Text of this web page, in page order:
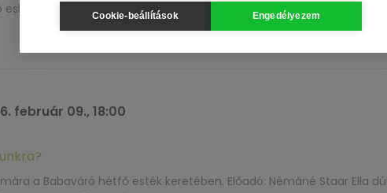
esküvői szokásokról. Bővebb információ: zsido.com/hazassagkotes-
február 09., 18:00
a Babaváró hétfő esték keretében. Előadó: Némáné Staar Ella
Cookie-beállítások Engedélyezem